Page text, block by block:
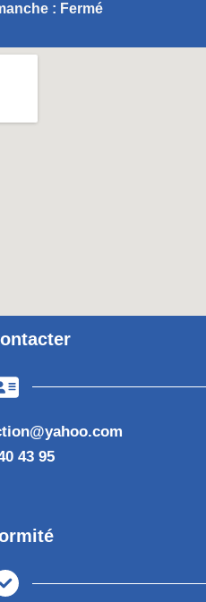
: Fermé
43 95